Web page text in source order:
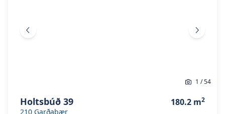
Fyrri mynd Næsta
1 /54
Holtsbúð 39
210 Garðabær
180.2 m2